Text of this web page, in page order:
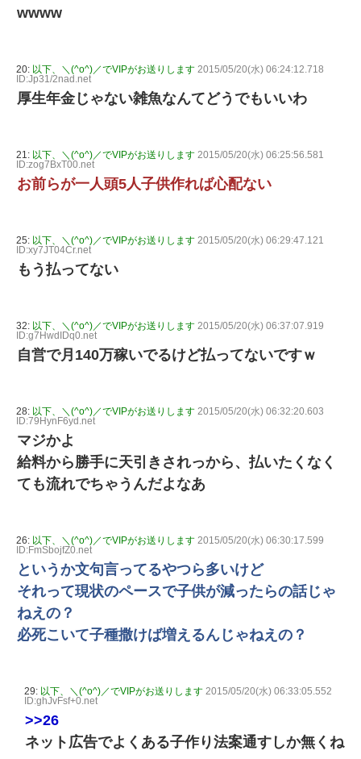
wwww
20: 以下、＼(^o^)／でVIPがお送りします 2015/05/20(水) 06:24:12.718
ID:Jp31/2nad.net
厚生年金じゃない雑魚なんてどうでもいいわ
21: 以下、＼(^o^)／でVIPがお送りします 2015/05/20(水) 06:25:56.581
ID:zog7BxT00.net
お前らが一人頭5人子供作れば心配ない
25: 以下、＼(^o^)／でVIPがお送りします 2015/05/20(水) 06:29:47.121
ID:xy7JT04Cr.net
もう払ってない
32: 以下、＼(^o^)／でVIPがお送りします 2015/05/20(水) 06:37:07.919
ID:g7HwdIDq0.net
自営で月140万稼いでるけど払ってないですｗ
28: 以下、＼(^o^)／でVIPがお送りします 2015/05/20(水) 06:32:20.603
ID:79HynF6yd.net
マジかよ
給料から勝手に天引きされっから、払いたくなく
ても流れでちゃうんだよなあ
26: 以下、＼(^o^)／でVIPがお送りします 2015/05/20(水) 06:30:17.599
ID:FmSbojfZ0.net
というか文句言ってるやつら多いけど
それって現状のペースで子供が減ったらの話じゃ
ねえの？
必死こいて子種撒けば増えるんじゃねえの？
29: 以下、＼(^o^)／でVIPがお送りします 2015/05/20(水) 06:33:05.552
ID:ghJvFsf+0.net
>>26
ネット広告でよくある子作り法案通すしか無くね